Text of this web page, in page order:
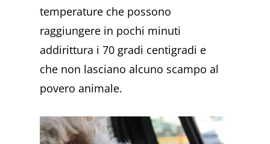
temperature che possono
raggiungere in pochi minuti
addirittura i 70 gradi centigradi e
che non lasciano alcuno scampo al
povero animale.